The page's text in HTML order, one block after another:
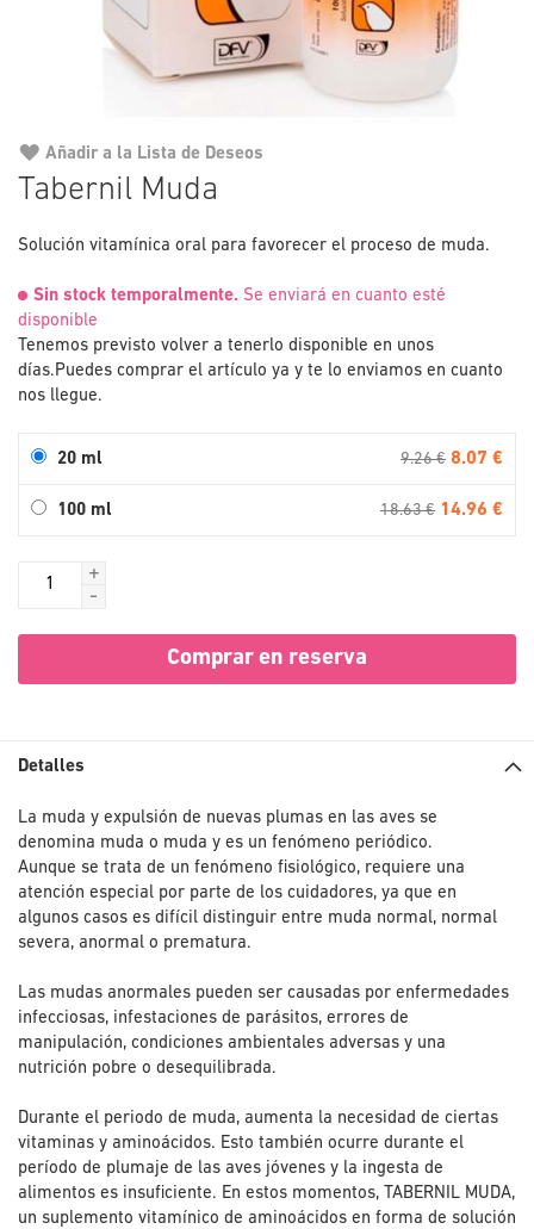
Tabernil Muda
Solución vitamínica oral para favorecer el proceso de muda.
Sin stock temporalmente. Se enviará en cuanto esté
disponible
Tenemos previsto volver a tenerlo disponible en unos
días.Puedes comprar el artículo ya y te lo enviamos en cuanto
nos llegue.
20 ml 9.26 € 8.07 €
100 ml 18.63 € 14.96 €
+
-
Comprar en reserva
Añadir a la Lista de Deseos
de
galería
imágenes
Detalles
La muda y expulsión de nuevas plumas en las aves se
denomina muda o muda y es un fenómeno periódico.
Aunque se trata de un fenómeno fisiológico, requiere una
atención especial por parte de los cuidadores, ya que en
algunos casos es difícil distinguir entre muda normal, normal
severa, anormal o prematura.
Las mudas anormales pueden ser causadas por enfermedades
infecciosas, infestaciones de parásitos, errores de
manipulación, condiciones ambientales adversas y una
nutrición pobre o desequilibrada.
Durante el periodo de muda, aumenta la necesidad de ciertas
vitaminas y aminoácidos. Esto también ocurre durante el
período de plumaje de las aves jóvenes y la ingesta de
alimentos es insuficiente. En estos momentos, TABERNIL MUDA,
un suplemento vitamínico de aminoácidos en forma de solución